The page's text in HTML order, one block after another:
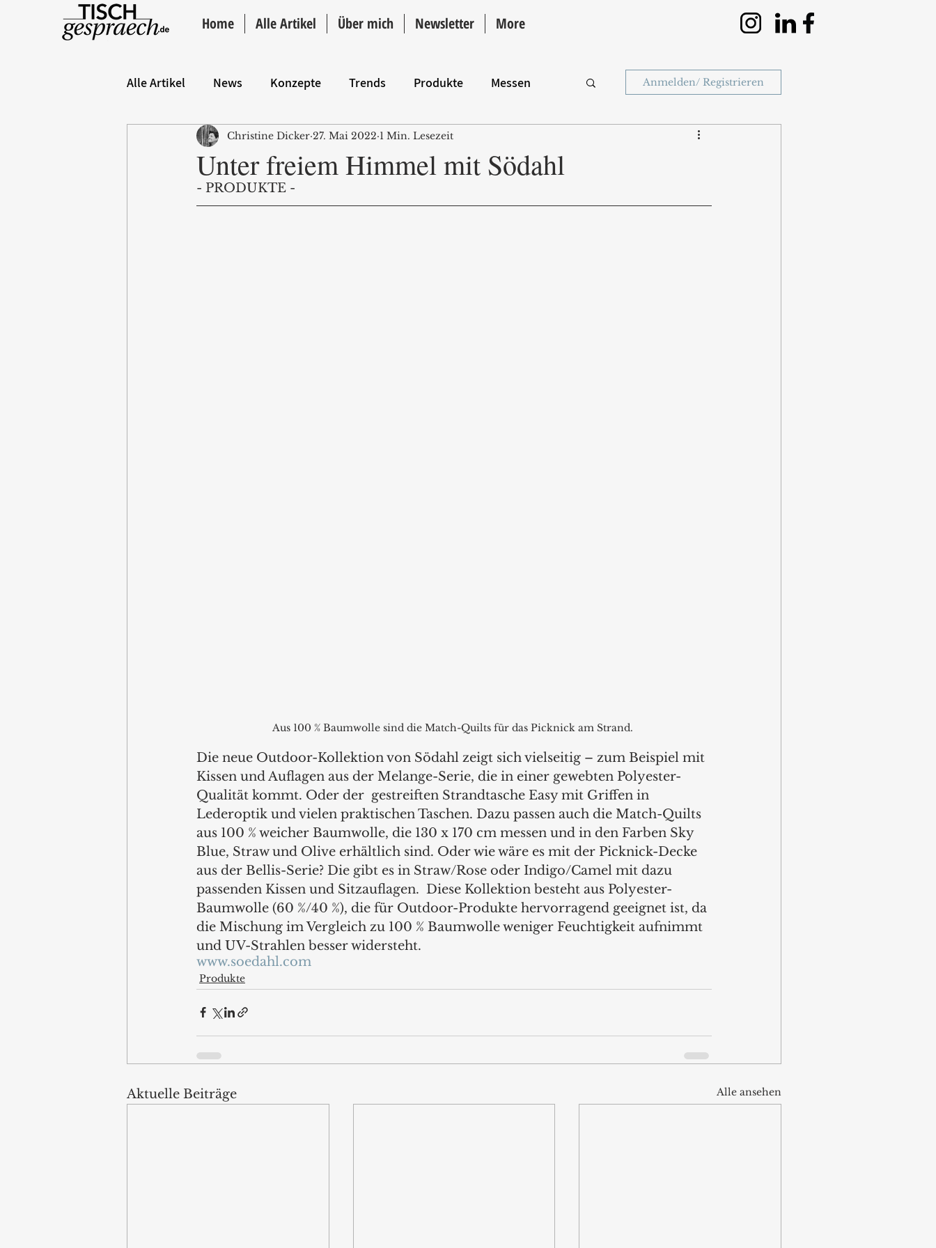
Home Alle Artikel Über mich Newsletter More
Alle Artikel News Konzepte Trends Produkte Messen
Hintergrund ANZEIGE Intro
Anmelden/ Registrieren
Unter freiem Himmel mit Södahl
Christine Dicker 27. Mai 2022 1 Min. Lesezeit
- PRODUKTE -
Aus 100 % Baumwolle sind die Match-Quilts für das Picknick am Strand.
Die neue Outdoor-Kollektion von Södahl zeigt sich vielseitig – zum Beispiel mit
Kissen und Auflagen aus der Melange-Serie, die in einer gewebten Polyester-
Qualität kommt. Oder der  gestreiften Strandtasche Easy mit Griffen in
Lederoptik und vielen praktischen Taschen. Dazu passen auch die Match-Quilts
aus 100 % weicher Baumwolle, die 130 x 170 cm messen und in den Farben Sky
Blue, Straw und Olive erhältlich sind. Oder wie wäre es mit der Picknick-Decke
aus der Bellis-Serie? Die gibt es in Straw/Rose oder Indigo/Camel mit dazu
passenden Kissen und Sitzauflagen.  Diese Kollektion besteht aus Polyester-
Baumwolle (60 %/40 %), die für Outdoor-Produkte hervorragend geeignet ist, da
die Mischung im Vergleich zu 100 % Baumwolle weniger Feuchtigkeit aufnimmt
und UV-Strahlen besser widersteht.
www.soedahl.com
Produkte
Aktuelle Beiträge Alle ansehen